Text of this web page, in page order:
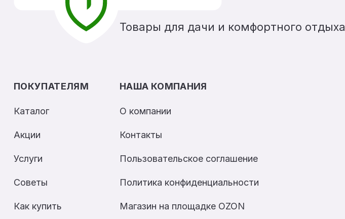
Товары для дачи и комфортного отдыха
ПОКУПАТЕЛЯМ
Каталог
Акции
Услуги
Советы
Как купить
НАША КОМПАНИЯ
О компании
Контакты
Пользовательское соглашение
Политика конфиденциальности
Магазин на площадке OZON